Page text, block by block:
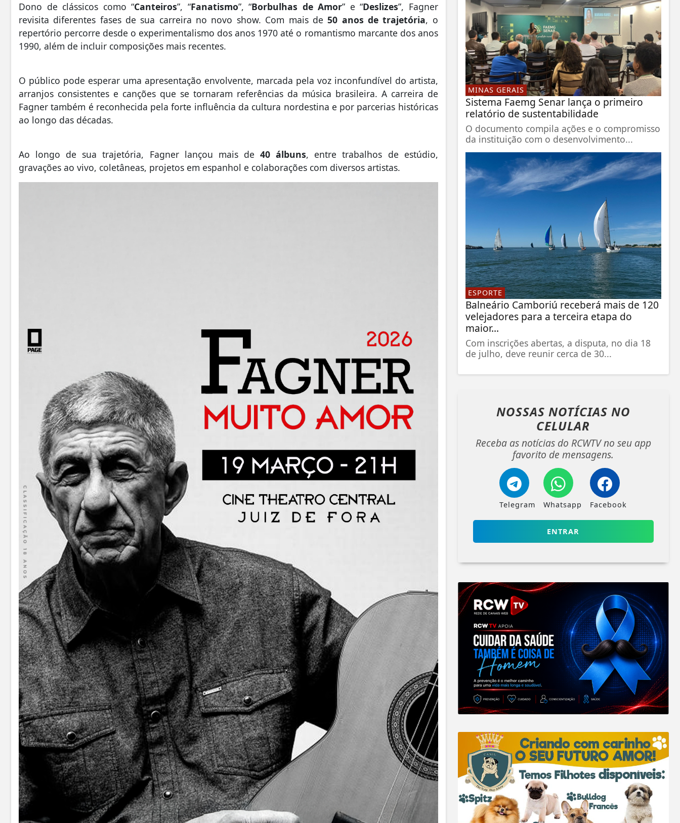
Dono de clássicos como “Canteiros”, “Fanatismo”, “Borbulhas de Amor” e “Deslizes”, Fagner
revisita diferentes fases de sua carreira no novo show. Com mais de50 anos de trajetória, o
repertório percorre desde o experimentalismo dos anos 1970 até o romantismo marcante dos anos
1990, além de incluir composições mais recentes.
O público pode esperar uma apresentação envolvente, marcada pela voz inconfundível do artista,
arranjos consistentes e canções que se tornaram referências da música brasileira. A carreira de
Fagner também é reconhecida pela forte influência da cultura nordestina e por parcerias históricas
ao longo das décadas.
Ao longo de sua trajetória, Fagner lançou mais de40 álbuns, entre trabalhos de estúdio,
gravações ao vivo, coletâneas, projetos em espanhol e colaborações com diversos artistas.
MINAS GERAIS
Sistema Faemg Senar lança o primeiro
relatório de sustentabilidade
O documento compila ações e o compromisso
da instituição com o desenvolvimento...
ESPORTE
Balneário Camboriú receberá mais de 120
velejadores para a terceira etapa do
maior...
Com inscrições abertas, a disputa, no dia 18
de julho, deve reunir cerca de 30...
NOSSAS NOTÍCIAS NO
CELULAR
Receba as notícias do RCWTV no seu app
favorito de mensagens.
Telegram Whatsapp Facebook
ENTRAR